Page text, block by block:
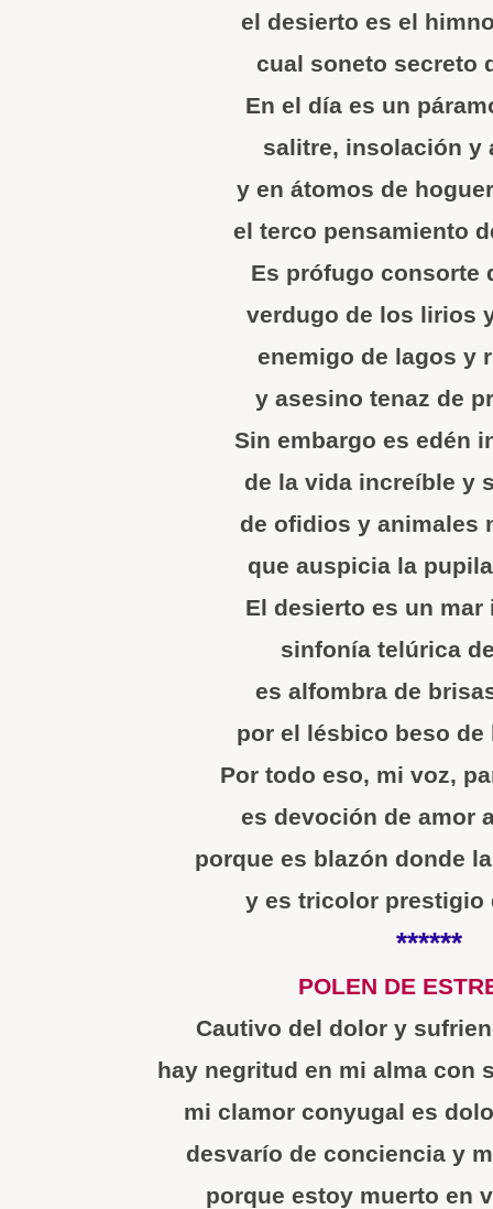
el desierto es el
cual soneto secreto
En el día es un
salitre, insolación y
y en átomos de
el terco pensamiento
Es prófugo consorte
verdugo de los lirios
enemigo de lagos y
y asesino tenaz de
Sin embargo es edén
de la vida increíble y
de ofidios y animales
que auspicia la
El desierto es un mar
sinfonía telúrica
es alfombra de
por el lésbico beso
Por todo eso, mi voz,
es devoción de amor
porque es blazón donde
y es tricolor prestigio
******
POLEN DE
Cautivo del dolor y
hay negritud en mi alma con
mi clamor conyugal es
desvarío de conciencia y
porque estoy muerto en